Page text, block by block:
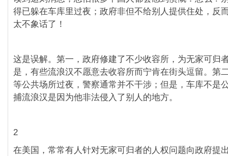
得已躲在车库里过夜；政府非但不给别人提供住处，反
太不象话了！
这是误解。第一，政府修建了不少收容所，为无家可归
是，有些流浪汉不愿意去收容所而宁肯在街头逗留。第
等公共场所过夜，警察通常并不干涉；但是，车库不是
捕流浪汉是因为他非法侵入了别人的地方。
2
在美国，常常有人针对无家可归者的人权问题向政府提